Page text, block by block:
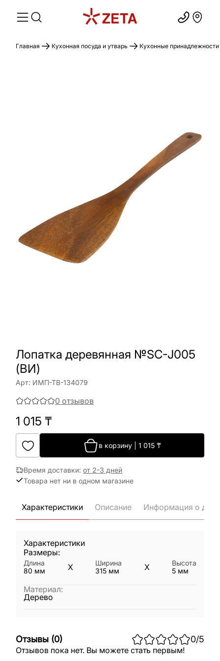
Главная Кухонная посуда и утварь Кухонные принадлежности
Лопатка деревянная №SC-J005
(ВИ)
Арт: ИМП-ТВ-134079
0 отзывов
1 015 ₸
в корзину 1 015 ₸
Время доставки: от 2-3 дней
Товара нет ни в одном магазине
Характеристики Описание Информация о
Характеристики
Размеры:
Длина
80 мм X
Ширина
315 мм X
Высота
5 мм
Материал:
Дерево
Отзывы (0) 0/5
Отзывов пока нет. Вы можете стать первым!